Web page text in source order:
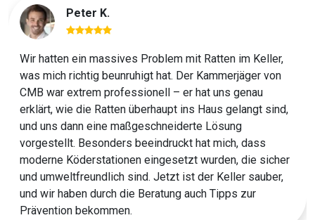
Peter K.
Wir hatten ein massives Problem mit Ratten im Keller,
was mich richtig beunruhigt hat. Der Kammerjäger von
CMB war extrem professionell – er hat uns genau
erklärt, wie die Ratten überhaupt ins Haus gelangt sind,
und uns dann eine maßgeschneiderte Lösung
vorgestellt. Besonders beeindruckt hat mich, dass
moderne Köderstationen eingesetzt wurden, die sicher
und umweltfreundlich sind. Jetzt ist der Keller sauber,
und wir haben durch die Beratung auch Tipps zur
Prävention bekommen.